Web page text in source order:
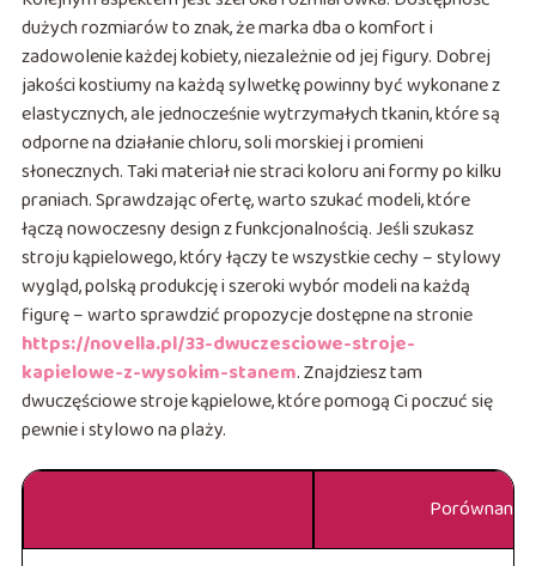
dużych rozmiarów to znak, że marka dba o komfort i
zadowolenie każdej kobiety, niezależnie od jej figury. Dobrej
jakości kostiumy na każdą sylwetkę powinny być wykonane z
elastycznych, ale jednocześnie wytrzymałych tkanin, które są
odporne na działanie chloru, soli morskiej i promieni
słonecznych. Taki materiał nie straci koloru ani formy po kilku
praniach. Sprawdzając ofertę, warto szukać modeli, które
łączą nowoczesny design z funkcjonalnością. Jeśli szukasz
stroju kąpielowego, który łączy te wszystkie cechy – stylowy
wygląd, polską produkcję i szeroki wybór modeli na każdą
figurę – warto sprawdzić propozycje dostępne na stronie
https://novella.pl/33-dwuczesciowe-stroje-
kapielowe-z-wysokim-stanem. Znajdziesz tam
dwuczęściowe stroje kąpielowe, które pomogą Ci poczuć się
pewnie i stylowo na plaży.
Porównanie